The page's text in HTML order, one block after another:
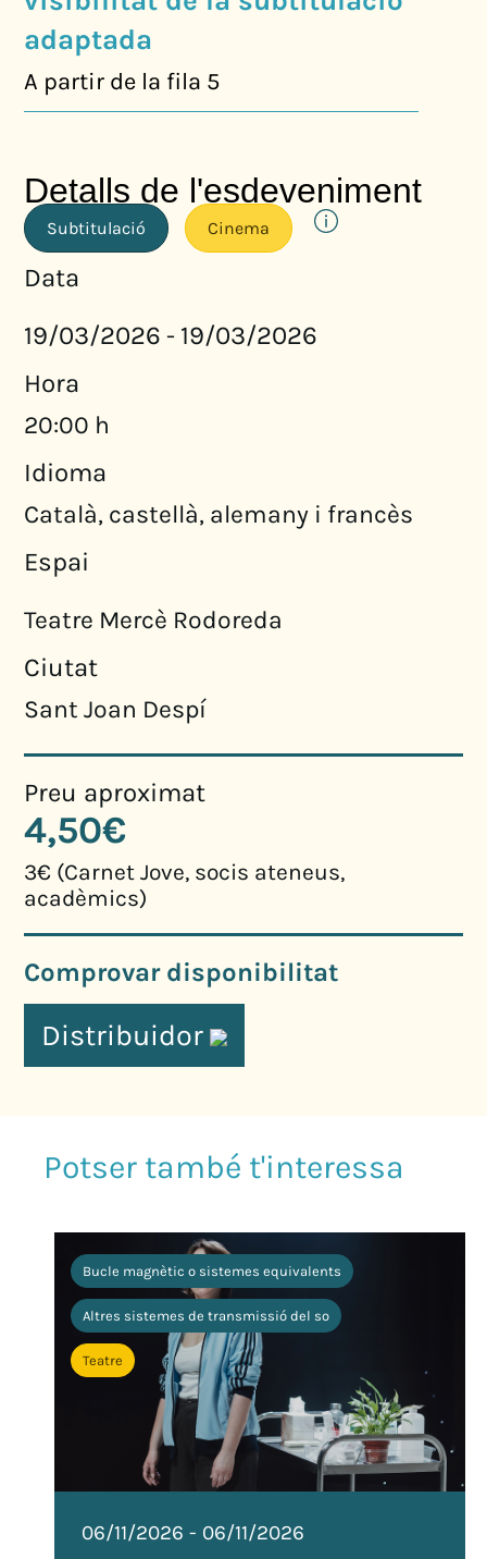
adaptada
A partir de la fila 5
Detalls de l'esdeveniment
Subtitulació Cinema
Data
19/03/2026 - 19/03/2026
Hora
20:00 h
Idioma
Català, castellà, alemany i francès
Espai
Teatre Mercè Rodoreda
Ciutat
Sant Joan Despí
Preu aproximat
4,50€
3€ (Carnet Jove, socis ateneus,
acadèmics)
Comprovar disponibilitat
Distribuidor
Bucle magnètic o sistemes equivalents
Altres sistemes de transmissió del so
Teatre
06/11/2026 - 06/11/2026